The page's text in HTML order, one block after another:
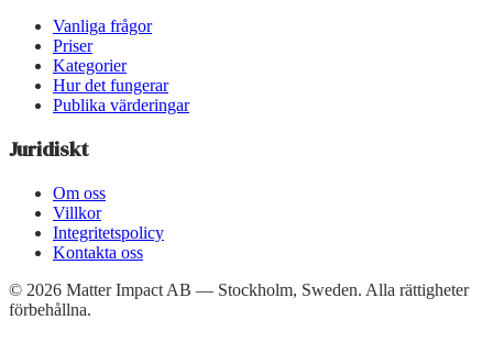
Vanliga frågor
Priser
Kategorier
Hur det fungerar
Publika värderingar
Juridiskt
Om oss
Villkor
Integritetspolicy
Kontakta oss
© 2026 Matter Impact AB — Stockholm, Sweden. Alla rättigheter
förbehållna.